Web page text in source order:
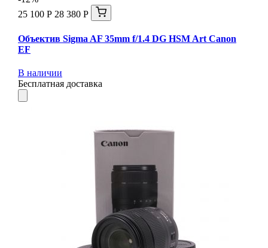
25 100 Р 28 380 Р
Объектив Sigma AF 35mm f/1.4 DG HSM Art Canon
EF
В наличии
Бесплатная доставка